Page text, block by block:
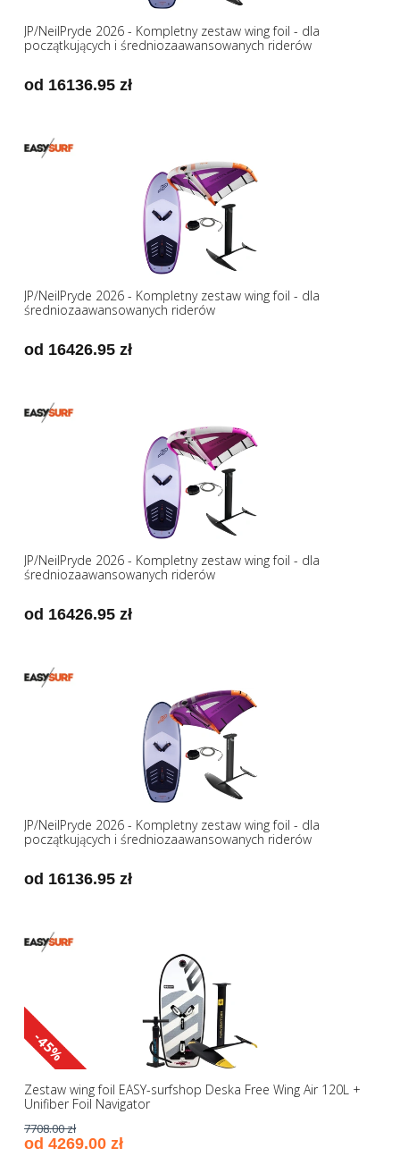
JP/NeilPryde 2026 - Kompletny zestaw wing foil - dla
początkujących i średniozaawansowanych riderów
od 16136.95 zł
JP/NeilPryde 2026 - Kompletny zestaw wing foil - dla
średniozaawansowanych riderów
od 16426.95 zł
JP/NeilPryde 2026 - Kompletny zestaw wing foil - dla
średniozaawansowanych riderów
od 16426.95 zł
JP/NeilPryde 2026 - Kompletny zestaw wing foil - dla
początkujących i średniozaawansowanych riderów
od 16136.95 zł
-45%
Zestaw wing foil EASY-surfshop Deska Free Wing Air 120L +
Unifiber Foil Navigator
7708.00 zł
od 4269.00 zł